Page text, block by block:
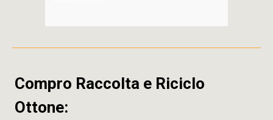
Compro Raccolta e Riciclo
Ottone: